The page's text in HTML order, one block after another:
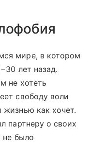
мире, в котором
лет назад.
не хотеть
свободу воли
как хочет.
партнеру о своих
не было